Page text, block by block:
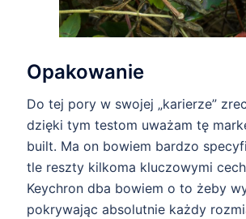
Opakowanie
Do tej pory w swojej „karierze”
dzięki tym testom uważam tę
built. Ma on bowiem bardzo
tle reszty kilkoma kluczowymi
Keychron dba bowiem o to żeby
pokrywając absolutnie każdy